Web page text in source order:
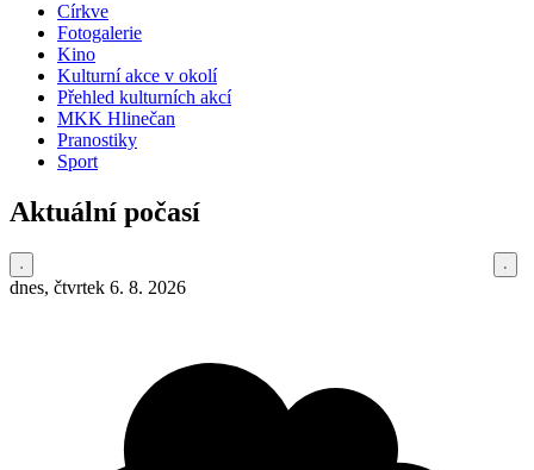
Církve
Fotogalerie
Kino
Kulturní akce v okolí
Přehled kulturních akcí
MKK Hlinečan
Pranostiky
Sport
Aktuální počasí
dnes, čtvrtek 6. 8. 2026